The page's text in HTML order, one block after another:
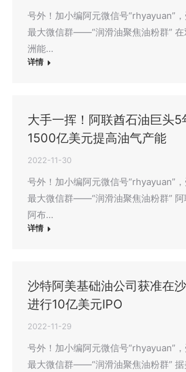
号外！加小编阿元微信号“rhyayuan”
最大微信群——“润滑油聚焦油粉群” 在
洲能…
详情
大手一挥！阿联酋石油巨头5
1500亿美元提高油气产能
2022-11-30
号外！加小编阿元微信号“rhyayuan”
最大微信群——“润滑油聚焦油粉群” 阿
阿布…
详情
沙特阿美基础油公司获准在
进行10亿美元IPO
2022-11-29
号外！加小编阿元微信号“rhyayuan”
最大微信群——“润滑油聚焦油粉群” 据